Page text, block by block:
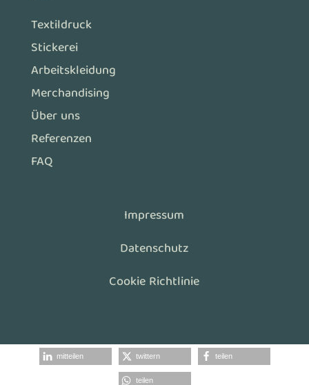
Textildruck
Stickerei
Arbeitskleidung
Merchandising
Über uns
Referenzen
FAQ
Impressum
Datenschutz
Cookie Richtlinie
mitteilen twittern teilen
teilen